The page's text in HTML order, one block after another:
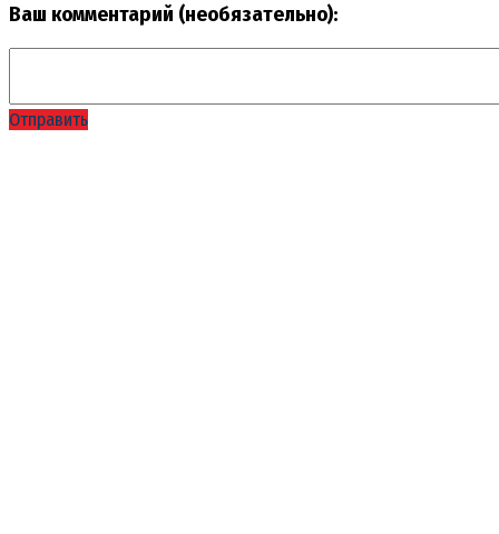
Ваш комментарий (необязательно):
Отправить